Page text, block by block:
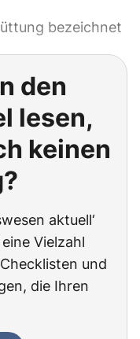
bezeichnet
den
lesen,
keinen
aktuell‘
Vielzahl
und
die Ihren